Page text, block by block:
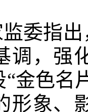
委指
调，强
金色名
形象、